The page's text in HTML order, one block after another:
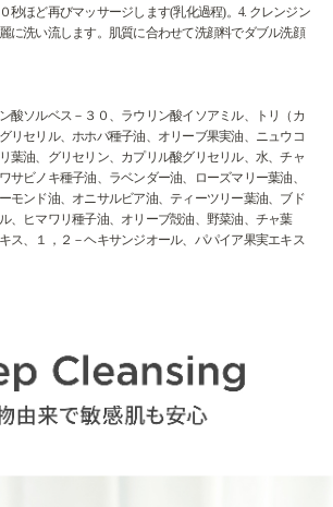
秒ほど再びマッサージします(乳化過程)。4. クレンジン
に洗い流します。肌質に合わせて洗顔料でダブル洗顔
酸ソルベス－３０、ラウリン酸イソアミル、トリ（カ
リセリル、ホホバ種子油、オリーブ果実油、ニュウコ
葉油、グリセリン、カプリル酸グリセリル、水、チャ
サビノキ種子油、ラベンダー油、ローズマリー葉油、
モンド油、オニサルビア油、ティーツリー葉油、ブド
、ヒマワリ種子油、オリーブ殻油、野菜油、チャ葉
ス、１，２－ヘキサンジオール、パパイア果実エキス